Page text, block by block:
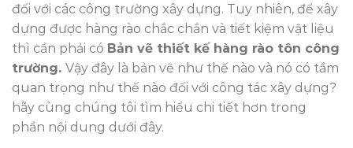
đối với các công trường xây dựng. Tuy nhiên, để xây
dựng được hàng rào chắc chắn và tiết kiệm vật liệu
thì cần phải có Bản vẽ thiết kế hàng rào tôn công
trường. Vậy đây là bản vẽ như thế nào và nó có tầm
quan trọng như thế nào đối với công tác xây dựng?
hãy cùng chúng tôi tìm hiểu chi tiết hơn trong
phần nội dung dưới đây.